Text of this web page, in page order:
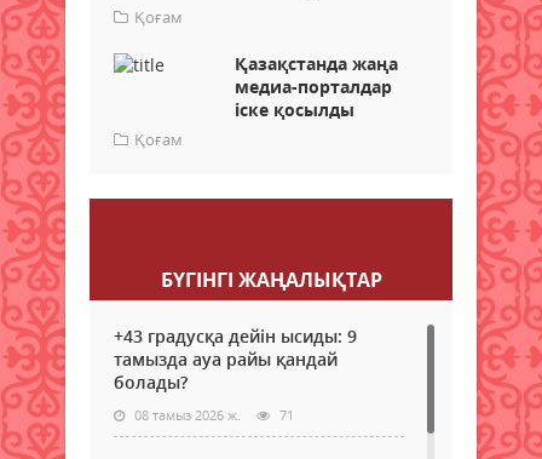
Қоғам
Қазақстанда жаңа
медиа-порталдар
іске қосылды
Қоғам
БҮГІНГI ЖАҢАЛЫҚТАР
+43 градусқа дейін ысиды: 9
тамызда ауа райы қандай
болады?
08 тамыз 2026 ж. 71